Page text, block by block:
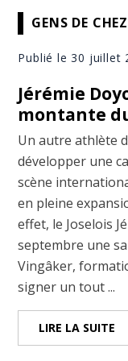
GENS DE
Publié le 30 juillet
Jérémie
montante
Un autre athlète
développer une
scène
en pleine
effet, le Joselois
septembre une
Vingâker,
signer un tout ...
LIRE LA SUITE